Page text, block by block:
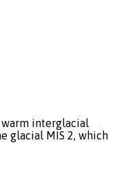
interglacial
glacial MIS 2, which